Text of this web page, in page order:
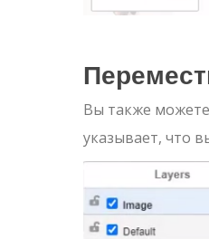
Вы также
указывает, что